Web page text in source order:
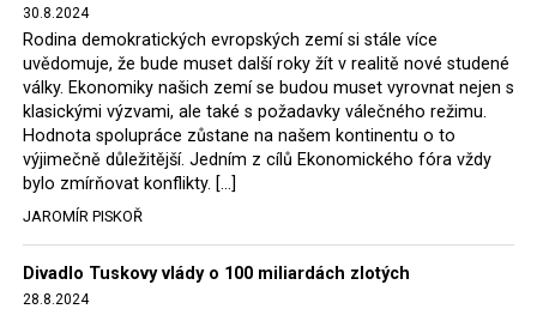
30.8.2024
Rodina demokratických evropských zemí si stále více
uvědomuje, že bude muset další roky žít v realitě nové studené
války. Ekonomiky našich zemí se budou muset vyrovnat nejen s
klasickými výzvami, ale také s požadavky válečného režimu.
Hodnota spolupráce zůstane na našem kontinentu o to
výjimečně důležitější. Jedním z cílů Ekonomického fóra vždy
bylo zmírňovat konflikty. […]
JAROMÍR PISKOŘ
Divadlo Tuskovy vlády o 100 miliardách zlotých
28.8.2024